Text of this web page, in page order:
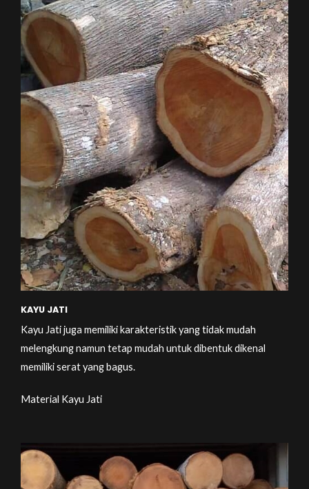
KAYU JATI
Kayu Jati juga memiliki karakteristik yang tidak mudah
melengkung namun tetap mudah untuk dibentuk dikenal
memiliki serat yang bagus.
Material Kayu Jati